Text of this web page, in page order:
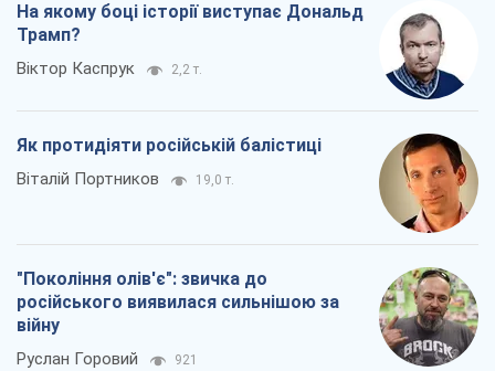
На якому боці історії виступає Дональд
Трамп?
Віктор Каспрук 2,2 т.
Як протидіяти російській балістиці
Віталій Портников 19,0 т.
"Покоління олів'є": звичка до
російського виявилася сильнішою за
війну
Руслан Горовий 921